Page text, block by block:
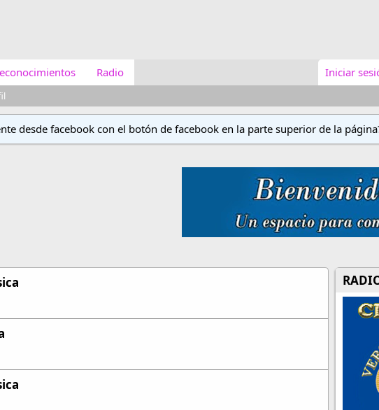
Radio Iniciar
desde facebook con el botón de facebook en la parte superior de la